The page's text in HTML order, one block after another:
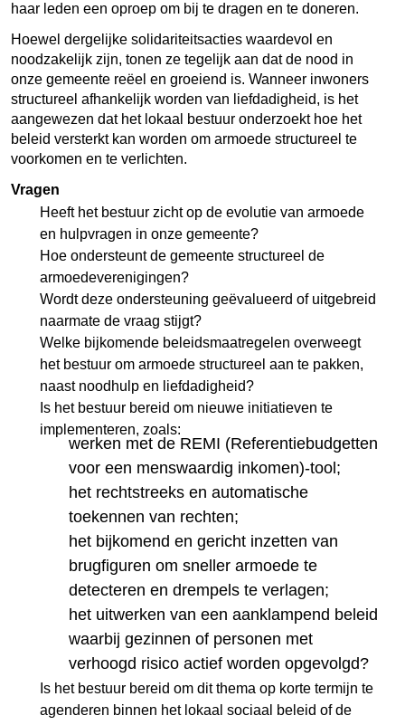
haar leden een oproep om bij te dragen en te doneren.
Hoewel dergelijke solidariteitsacties waardevol en
noodzakelijk zijn, tonen ze tegelijk aan dat de nood in
onze gemeente reëel en groeiend is. Wanneer inwoners
structureel afhankelijk worden van liefdadigheid, is het
aangewezen dat het lokaal bestuur onderzoekt hoe het
beleid versterkt kan worden om armoede structureel te
voorkomen en te verlichten.
Vragen
Heeft het bestuur zicht op de evolutie van armoede
en hulpvragen in onze gemeente?
Hoe ondersteunt de gemeente structureel de
armoedeverenigingen?
Wordt deze ondersteuning geëvalueerd of uitgebreid
naarmate de vraag stijgt?
Welke bijkomende beleidsmaatregelen overweegt
het bestuur om armoede structureel aan te pakken,
naast noodhulp en liefdadigheid?
Is het bestuur bereid om nieuwe initiatieven te
implementeren, zoals:
werken met de REMI (Referentiebudgetten
voor een menswaardig inkomen)-tool;
het rechtstreeks en automatische
toekennen van rechten;
het bijkomend en gericht inzetten van
brugfiguren om sneller armoede te
detecteren en drempels te verlagen;
het uitwerken van een aanklampend beleid
waarbij gezinnen of personen met
verhoogd risico actief worden opgevolgd?
Is het bestuur bereid om dit thema op korte termijn te
agenderen binnen het lokaal sociaal beleid of de